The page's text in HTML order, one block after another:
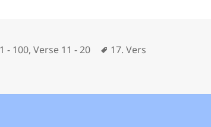
- 100,Verse 11 - 20 Schlagwörter
17. Vers
Chudamani – Vers 17